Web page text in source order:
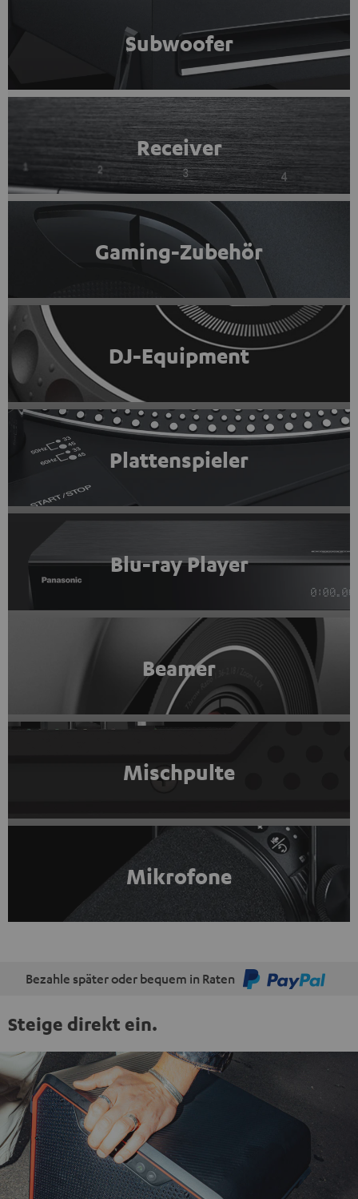
Subwoofer
Receiver
Gaming-Zubehör
DJ-Equipment
Plattenspieler
Blu-ray Player
Beamer
Mischpulte
Mikrofone
Bezahle später oder bequem in Raten
Steige direkt ein.